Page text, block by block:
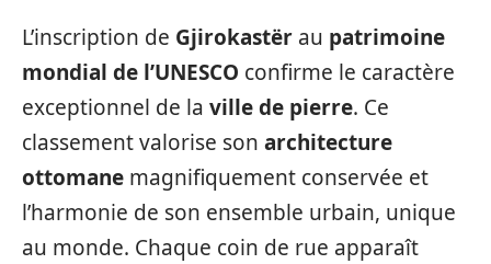
L’inscription de Gjirokastër au patrimoine
mondial de l’UNESCO confirme le caractère
exceptionnel de la ville de pierre. Ce
classement valorise son architecture
ottomane magnifiquement conservée et
l’harmonie de son ensemble urbain, unique
au monde. Chaque coin de rue apparaît